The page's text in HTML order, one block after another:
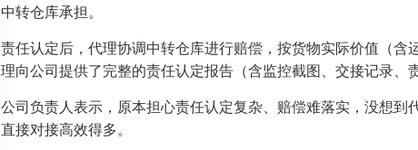
中转仓库承担。
责任认定后，代理协调中转仓库进行赔偿，按货物实际价值（
理向公司提供了完整的责任认定报告（含监控截图、交接记录、
公司负责人表示，原本担心责任认定复杂、赔偿难落实，没想
直接对接高效得多。